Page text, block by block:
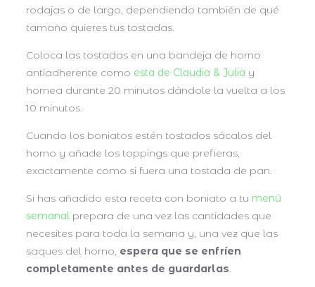
rodajas o de largo, dependiendo también de qué
tamaño quieres tus tostadas.
Coloca las tostadas en una bandeja de horno
antiadherente como esta de Claudia & Julia y
hornea durante 20 minutos dándole la vuelta a los
10 minutos.
Cuando los boniatos estén tostados sácalos del
horno y añade los toppings que prefieras,
exactamente como si fuera una tostada de pan.
Si has añadido esta receta con boniato a tu menú
semanal prepara de una vez las cantidades que
necesites para toda la semana y, una vez que las
saques del horno, espera que se enfríen
completamente antes de guardarlas.